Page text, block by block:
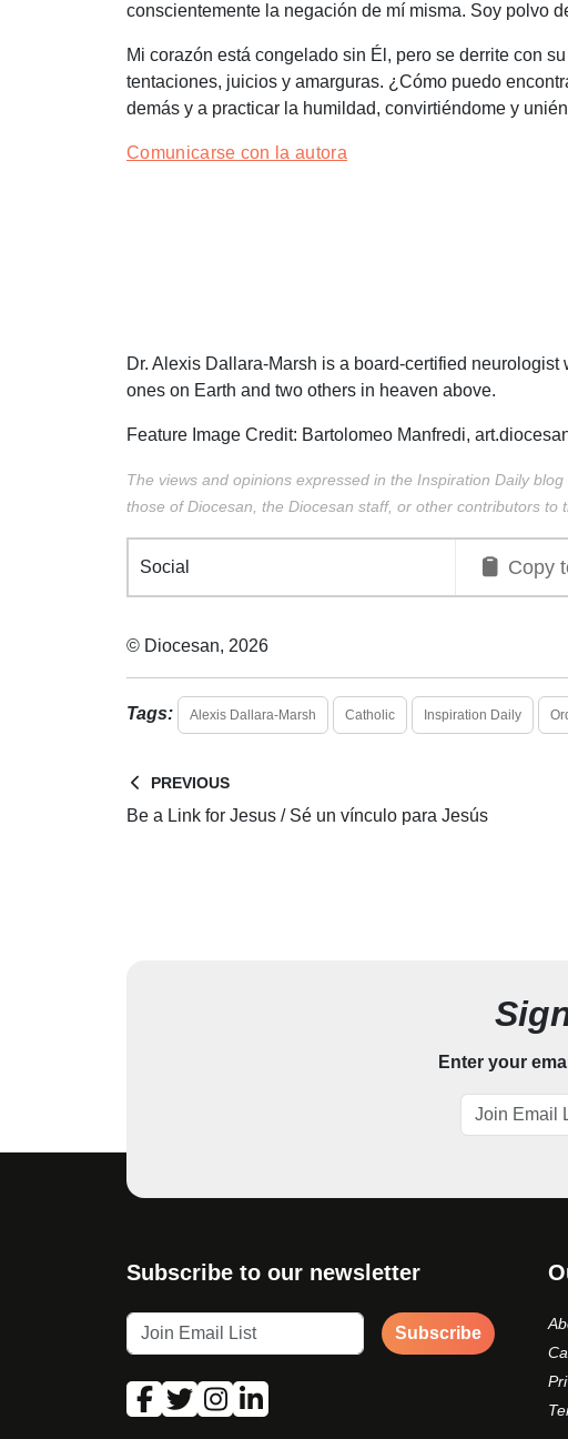
conscientemente la negación de mí misma. Soy polvo
Mi corazón está congelado sin Él, pero se derrite con
tentaciones, juicios y amarguras. ¿Cómo puedo
demás y a practicar la humildad, convirtiéndome y
Comunicarse con la autora
Dr. Alexis Dallara-Marsh is a board-certified
ones on Earth and two others in heaven above.
Feature Image Credit: Bartolomeo Manfredi,
The views and opinions expressed in the Inspiration Daily
those of Diocesan, the Diocesan staff, or other contributors to
Social Copy
© Diocesan, 2026
Tags: Alexis Dallara-Marsh Catholic Inspiration Daily
PREVIOUS
Be a Link for Jesus / Sé un vínculo para Jesús
Enter your
Subscribe to our newsletter
Subscribe